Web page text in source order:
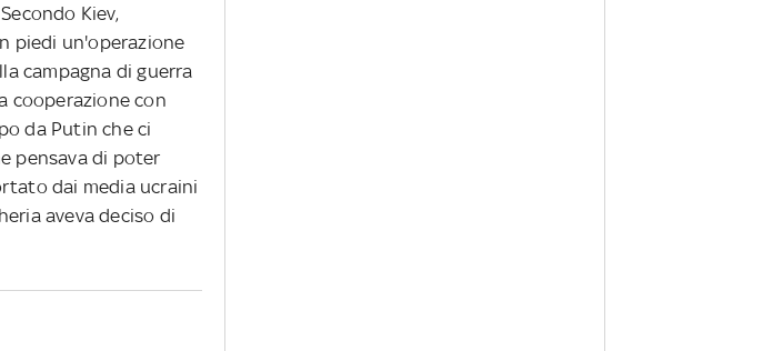
Kiev,
piedi un'operazione
campagna di guerra
cooperazione con
da Putin che ci
pensava di poter
dai media ucraini
aveva deciso di